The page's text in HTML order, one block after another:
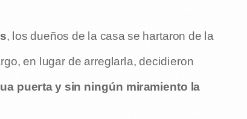
, los dueños de la casa se hartaron de la
en lugar de arreglarla, decidieron
puerta y sin ningún miramiento la